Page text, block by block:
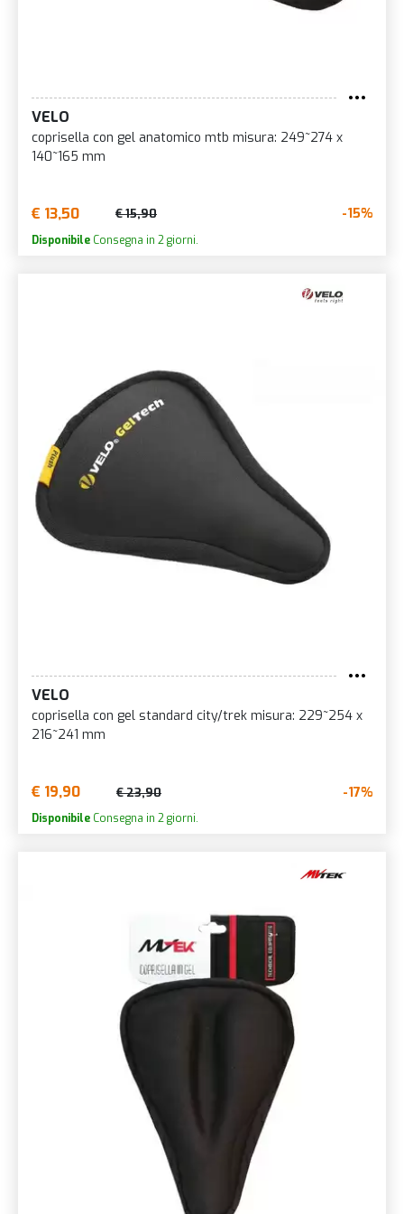
VELO
coprisella con gel anatomico mtb misura: 249~274 x
140~165 mm
€ 13,50 € 15,90 -15%
Disponibile Consegna in 2 giorni.
VELO
coprisella con gel standard city/trek misura: 229~254 x
216~241 mm
€ 19,90 € 23,90 -17%
Disponibile Consegna in 2 giorni.